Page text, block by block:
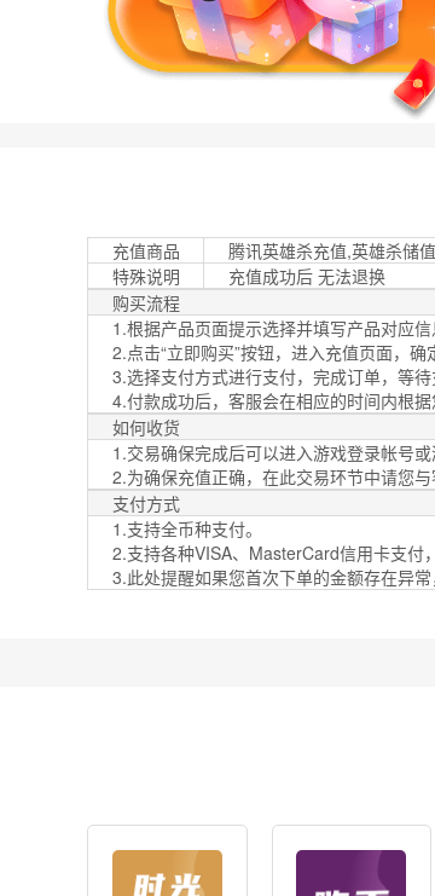
充值商品
腾讯英雄杀充值,英雄杀储
特殊说明
充值成功后 无法退换
购买流程
1.根据产品页面提示选择并填写产品对应信
2.点击“立即购买”按钮，进入充值页面，确
3.选择支付方式进行支付，完成订单，等待
4.付款成功后，客服会在相应的时间内根
如何收货
1.交易确保完成后可以进入游戏登录帐号或
2.为确保充值正确，在此交易环节中请您
支付方式
1.支持全币种支付。
2.支持各种VISA、MasterCard信用卡支付
3.此处提醒如果您首次下单的金额存在异